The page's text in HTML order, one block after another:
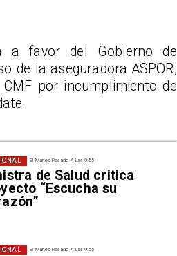
El Martes Pasado A Las 9:55
de Salud critica
“Escucha su
El Martes Pasado A Las 9:55
a favor del Gobierno de
de la aseguradora ASPOR,
por incumplimiento de